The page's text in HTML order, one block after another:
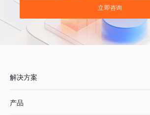
立即咨询
解决方案
产品